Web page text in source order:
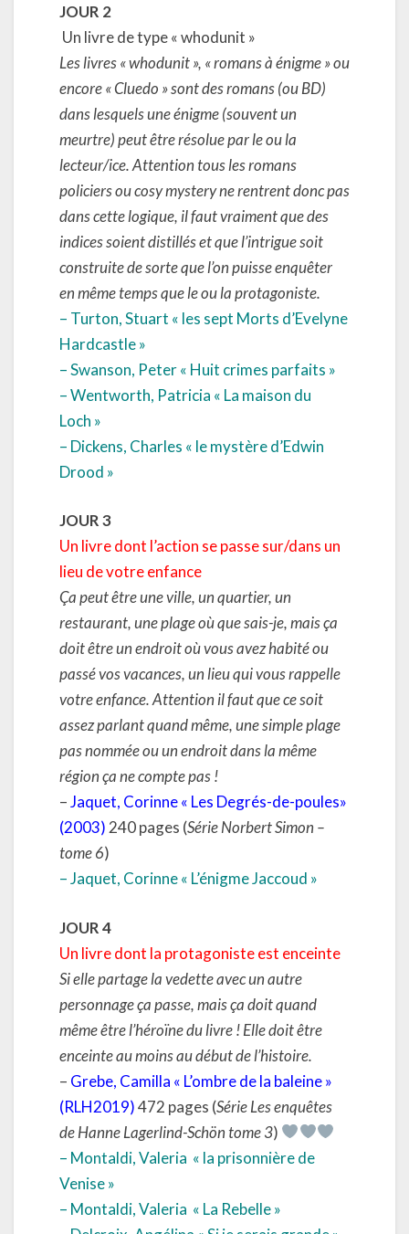
JOUR 2
Un livre de type « whodunit »
Les livres « whodunit », « romans à énigme » ou
encore « Cluedo » sont des romans (ou BD)
dans lesquels une énigme (souvent un
meurtre) peut être résolue par le ou la
lecteur/ice. Attention tous les romans
policiers ou cosy mystery ne rentrent donc pas
dans cette logique, il faut vraiment que des
indices soient distillés et que l’intrigue soit
construite de sorte que l’on puisse enquêter
en même temps que le ou la protagoniste.
– Turton, Stuart « les sept Morts d’Evelyne
Hardcastle »
– Swanson, Peter « Huit crimes parfaits »
– Wentworth, Patricia « La maison du
Loch »
– Dickens, Charles « le mystère d’Edwin
Drood »
JOUR 3
Un livre dont l’action se passe sur/dans un
lieu de votre enfance
Ça peut être une ville, un quartier, un
restaurant, une plage où que sais-je, mais ça
doit être un endroit où vous avez habité ou
passé vos vacances, un lieu qui vous rappelle
votre enfance. Attention il faut que ce soit
assez parlant quand même, une simple plage
pas nommée ou un endroit dans la même
région ça ne compte pas !
–Jaquet, Corinne « Les Degrés-de-poules»
(2003) 240 pages (Série Norbert Simon –
tome 6)
– Jaquet, Corinne « L’énigme Jaccoud »
JOUR 4
Un livre dont la protagoniste est enceinte
Si elle partage la vedette avec un autre
personnage ça passe, mais ça doit quand
même être l’héroïne du livre ! Elle doit être
enceinte au moins au début de l’histoire.
– Grebe, Camilla « L’ombre de la baleine »
(RLH2019)472 pages (Série Les enquêtes
de Hanne Lagerlind-Schön tome 3)
– Montaldi, Valeria « la prisonnière de
Venise »
– Montaldi, Valeria « La Rebelle »